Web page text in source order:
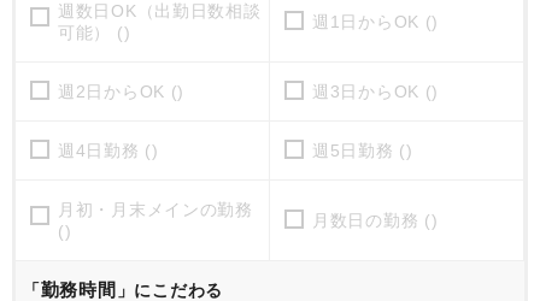
週数日OK（出勤日数相談
可能） ()
週1日からOK ()
週2日からOK () 週3日からOK ()
週4日勤務 () 週5日勤務 ()
月初・月末メインの勤務
()
月数日の勤務 ()
「勤務時間 」にこだわる